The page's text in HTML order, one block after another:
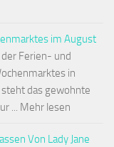
im August
Ferien- und
in
das gewohnte
... Mehr lesen
Von Lady Jane